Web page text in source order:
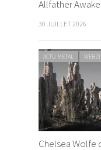
Allfather
30 JUILLET 2026
ACTU METAL
Chelsea Wolfe